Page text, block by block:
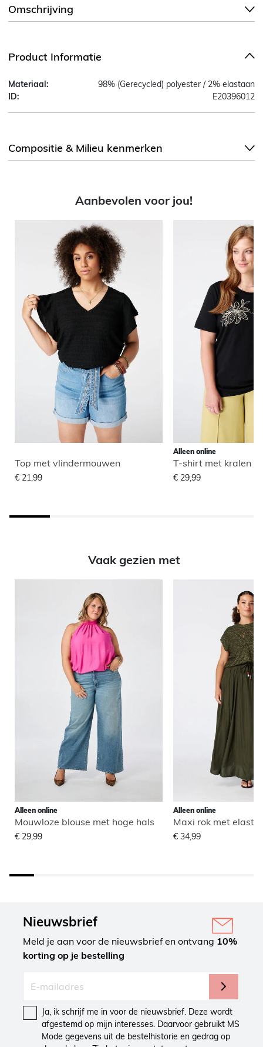
Omschrijving
Product Informatie
Materiaal:
98% (Gerecycled) polyester / 2% elastaan
ID:
E20396012
Compositie & Milieu kenmerken
Aanbevolen voor jou!
Top met vlindermouwen
€ 21,99
Alleen online
T-shirt met kralen
€ 29,99
Vaak gezien met
Alleen online
Mouwloze blouse met hoge hals
€ 29,99
Alleen online
Maxi rok met
€ 34,99
Nieuwsbrief
Meld je aan voor de nieuwsbrief en ontvang 10%
korting op je bestelling
Ja, ik schrijf me in voor de nieuwsbrief. Deze wordt
afgestemd op mijn interesses. Daarvoor gebruikt MS
Mode gegevens uit de bestelhistorie en gedrag op